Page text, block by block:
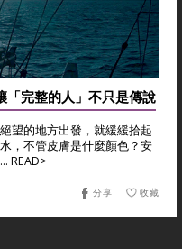
「完整的人」不只是傳說
望的地方出發，就緩緩拾起
，不管皮膚是什麼顏色？安
READ>
收藏
分享